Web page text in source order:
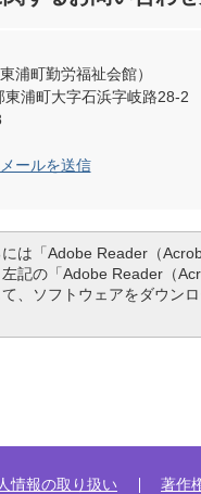
浦町勤労福祉会館）
浦町大字石浜字岐路28-2
ールを送信
は「Adobe Reader（
記の「Adobe Reader（
、ソフトウェアをダウン
情報の取り扱い 著作